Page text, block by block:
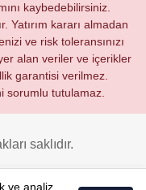
kaybedebilirsiniz.
Yatırım kararı almadan
ve risk toleransınızı
alan veriler ve içerikler
garantisi verilmez.
sorumlu tutulamaz.
saklıdır.
ve analiz